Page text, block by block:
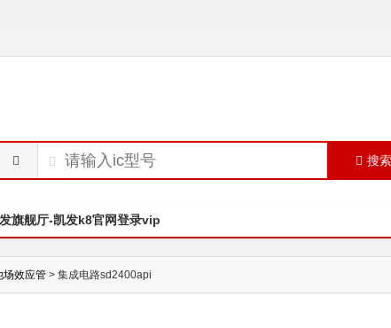
搜索
旗舰厅-凯发k8官网登录vip
场效应管 > 集成电路sd2400api